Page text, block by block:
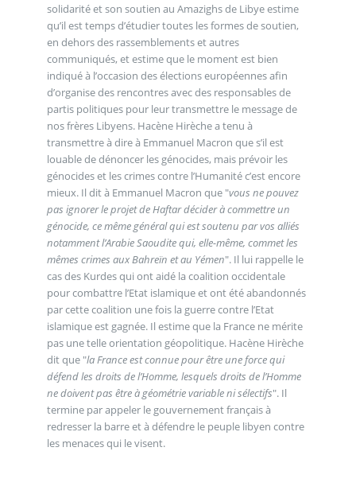
solidarité et son soutien au Amazighs de Libye estime
qu’il est temps d’étudier toutes les formes de soutien,
en dehors des rassemblements et autres
communiqués, et estime que le moment est bien
indiqué à l’occasion des élections européennes afin
d’organise des rencontres avec des responsables de
partis politiques pour leur transmettre le message de
nos frères Libyens. Hacène Hirèche a tenu à
transmettre à dire à Emmanuel Macron que s’il est
louable de dénoncer les génocides, mais prévoir les
génocides et les crimes contre l’Humanité c’est encore
mieux. Il dit à Emmanuel Macron que "vous ne pouvez
pas ignorer le projet de Haftar décider à commettre un
génocide, ce même général qui est soutenu par vos alliés
notamment l’Arabie Saoudite qui, elle-même, commet les
mêmes crimes aux Bahreïn et au Yémen". Il lui rappelle le
cas des Kurdes qui ont aidé la coalition occidentale
pour combattre l’Etat islamique et ont été abandonnés
par cette coalition une fois la guerre contre l’Etat
islamique est gagnée. Il estime que la France ne mérite
pas une telle orientation géopolitique. Hacène Hirèche
dit que "la France est connue pour être une force qui
défend les droits de l’Homme, lesquels droits de l’Homme
ne doivent pas être à géométrie variable ni sélectifs". Il
termine par appeler le gouvernement français à
redresser la barre et à défendre le peuple libyen contre
les menaces qui le visent.